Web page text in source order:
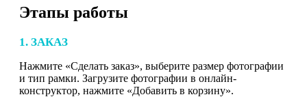
Этапы работы
1. ЗАКАЗ
Нажмите «Сделать заказ», выберите размер фотографии
и тип рамки. Загрузите фотографии в онлайн-
конструктор, нажмите «Добавить в корзину».